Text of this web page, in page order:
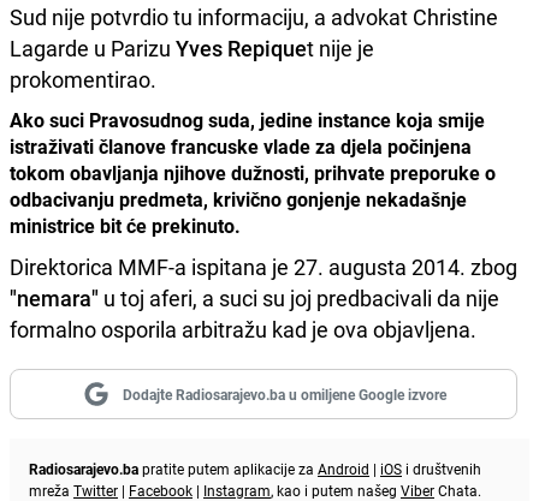
Sud nije potvrdio tu informaciju, a advokat Christine
Lagarde u Parizu Yves Repiquet nije je
prokomentirao.
Ako suci Pravosudnog suda, jedine instance koja smije
istraživati članove francuske vlade za djela počinjena
tokom obavljanja njihove dužnosti, prihvate preporuke o
odbacivanju predmeta, krivično gonjenje nekadašnje
ministrice bit će prekinuto.
Direktorica MMF-a ispitana je 27. augusta 2014. zbog
"nemara" u toj aferi, a suci su joj predbacivali da nije
formalno osporila arbitražu kad je ova objavljena.
Dodajte Radiosarajevo.ba u omiljene Google izvore
Radiosarajevo.bapratite putem aplikacije za Android | iOS i društvenih
mreža Twitter | Facebook | Instagram, kao i putem našeg ViberChata.